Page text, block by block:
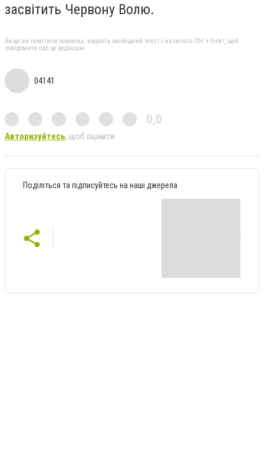
засвітить Червону Волю.
Якщо ви помітили помилку, виділіть необхідний текст і натисніть Ctrl + Enter, щоб
повідомити про це редакцію
04141
0,0
Авторизуйтесь, щоб оцінити
Поділіться та підписуйтесь на наші джерела